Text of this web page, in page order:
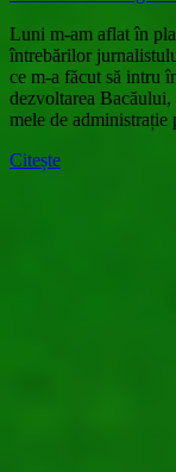
Luni m-am aflat în
întrebărilor
ce m-a făcut să intru
dezvoltarea
mele de administrație
Citește